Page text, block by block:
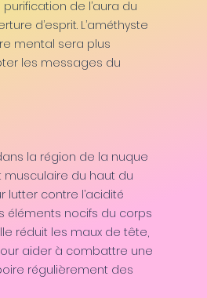
de l’aura du
d’esprit. L’améthyste
mental sera plus
les messages du
la région de la nuque
du haut du
lutter contre l’acidité
éléments nocifs du corps
réduit les maux de tête,
aider à combattre une
régulièrement des